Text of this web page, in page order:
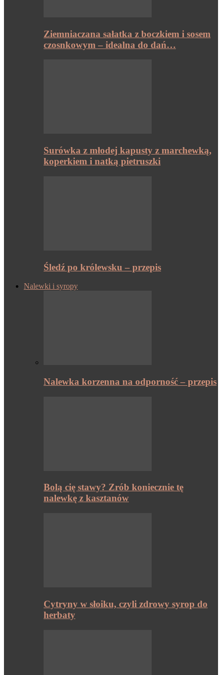
Ziemniaczana sałatka z boczkiem i sosem
czosnkowym – idealna do dań…
Surówka z młodej kapusty z marchewką,
koperkiem i natką pietruszki
Śledź po królewsku – przepis
Nalewki i syropy
Nalewka korzenna na odporność – przepis
Bolą cię stawy? Zrób koniecznie tę
nalewkę z kasztanów
Cytryny w słoiku, czyli zdrowy syrop do
herbaty